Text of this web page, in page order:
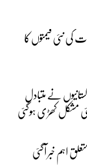
نئی قیمتوں کا
نے متبادل
مشکل کھڑی ہوگئی